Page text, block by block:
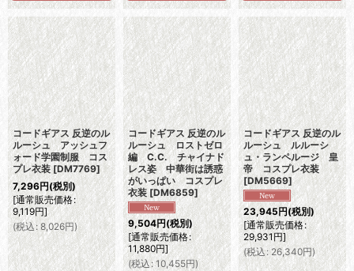
コードギアス 反逆のル
ルーシュ アッシュフ
ォード学園制服 コス
プレ衣装 [DM7769]
7,296円(税別)
[通常販売価格:
9,119円]
(税込: 8,026円)
コードギアス 反逆のル
ルーシュ ロストゼロ
編 C.C. チャイナド
レス姿 中華街は誘惑
がいっぱい コスプレ
衣装 [DM6859]
9,504円(税別)
[通常販売価格:
11,880円]
(税込: 10,455円)
コードギアス 反逆のル
ルーシュ ルルーシ
ュ・ランペルージ 皇
帝 コスプレ衣装
[DM5669]
23,945円(税別)
[通常販売価格:
29,931円]
(税込: 26,340円)